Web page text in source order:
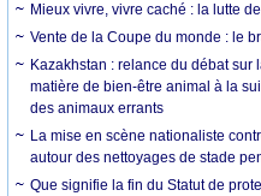
Mieux vivre, vivre caché : la lutte
Vente de la Coupe du monde : le
Kazakhstan : relance du débat
matière de bien-être animal à la
des animaux errants
La mise en scène nationaliste
autour des nettoyages de stade
Que signifie la fin du Statut de